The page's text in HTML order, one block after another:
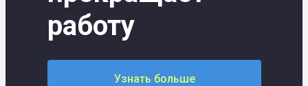
работу
Узнать больше